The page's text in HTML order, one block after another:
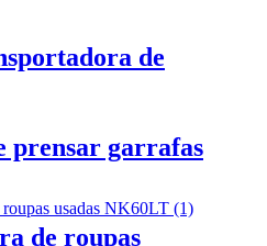
de
prensar garrafas
de roupas